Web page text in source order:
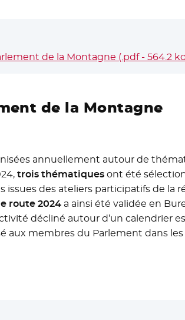
de la Montagne (.pdf - 564.2
de la Montagne
annuellement autour de
trois thématiquesont été
issues des ateliers participatifs de la
route 2024a ainsi été validée en
décliné autour d’un calendrier
aux membres du Parlement dans les